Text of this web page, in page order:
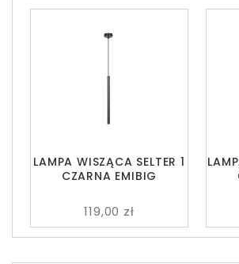
LAMPA WISZĄCA SELTER 1
CZARNA EMIBIG
119,00 zł